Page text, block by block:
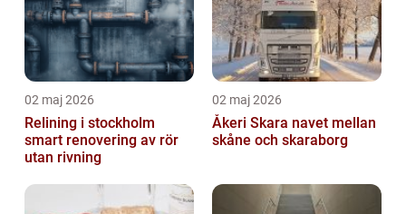
02 maj 2026
Relining i stockholm
smart renovering av rör
utan rivning
02 maj 2026
Åkeri Skara navet mellan
skåne och skaraborg